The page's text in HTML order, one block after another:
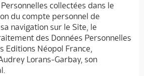
collectées dans le
du compte personnel de
navigation sur le Site, le
des Données Personnelles
Editions Néopol France,
Lorans-Garbay, son